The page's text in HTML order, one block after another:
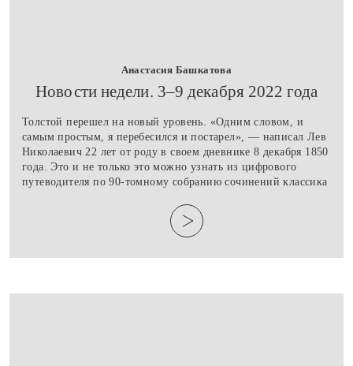
Анастасия Башкатова
​Новости недели. 3–9 декабря 2022 года
Толстой перешел на новый уровень. «Одним словом, и
самым простым, я перебесился и постарел», — написал Лев
Николаевич 22 лет от роду в своем дневнике 8 декабря 1850
года. Это и не только это можно узнать из цифрового
путеводителя по 90-томному собранию сочинений классика